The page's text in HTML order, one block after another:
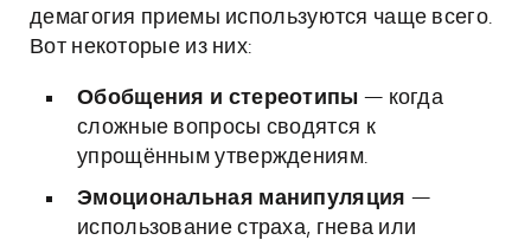
демагогия приемы используются чаще всего.
Вот некоторые из них:
Обобщения и стереотипы — когда
сложные вопросы сводятся к
упрощённым утверждениям.
Эмоциональная манипуляция —
использование страха, гнева или